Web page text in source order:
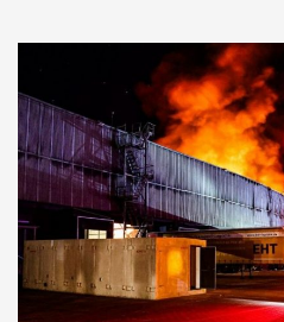
-
новини
Харкова
та
області